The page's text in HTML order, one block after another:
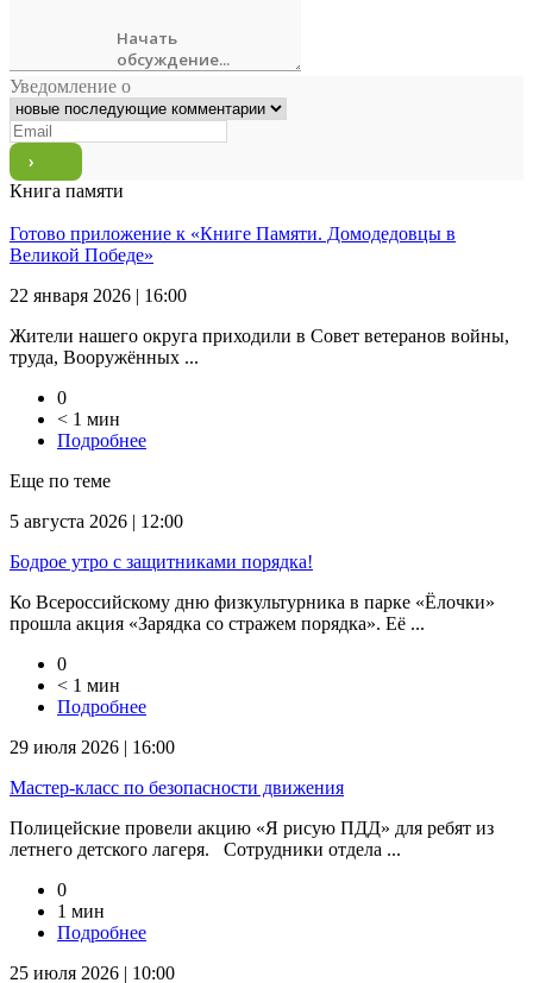
Уведомление о
Книга памяти
Готово приложение к «Книге Памяти. Домодедовцы в
Великой Победе»
22 января 2026 | 16:00
Жители нашего округа приходили в Совет ветеранов войны,
труда, Вооружённых ...
0
< 1 мин
Подробнее
Еще по теме
5 августа 2026 | 12:00
Бодрое утро с защитниками порядка!
Ко Всероссийскому дню физкультурника в парке «Ёлочки»
прошла акция «Зарядка со стражем порядка». Её ...
0
< 1 мин
Подробнее
29 июля 2026 | 16:00
Мастер-класс по безопасности движения
Полицейские провели акцию «Я рисую ПДД» для ребят из
летнего детского лагеря. Сотрудники отдела ...
0
1 мин
Подробнее
25 июля 2026 | 10:00